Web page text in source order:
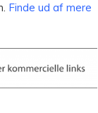
Finde ud af mere